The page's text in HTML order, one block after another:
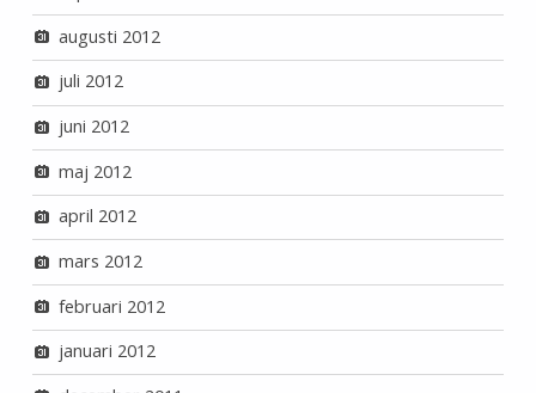
augusti 2012
juli 2012
juni 2012
maj 2012
april 2012
mars 2012
februari 2012
januari 2012